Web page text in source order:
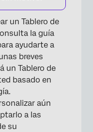
×
un Tablero de
la guía
ayudarte a
breves
un Tablero de
basado en
aún
a las
su